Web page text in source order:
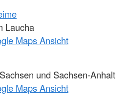
Laucha
Maps Ansicht
und Sachsen-Anhalt
Maps Ansicht